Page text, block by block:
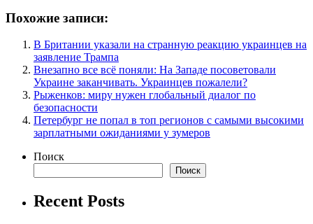
Похожие записи:
В Британии указали на странную реакцию украинцев на
заявление Трампа
Внезапно все всё поняли: На Западе посоветовали
Украине заканчивать. Украинцев пожалели?
Рыженков: миру нужен глобальный диалог по
безопасности
Петербург не попал в топ регионов с самыми высокими
зарплатными ожиданиями у зумеров
Поиск
Поиск
Recent Posts